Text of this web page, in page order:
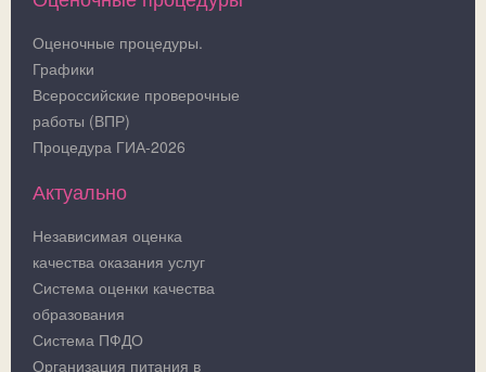
Оценочные процедуры.
Графики
Всероссийские проверочные
работы (ВПР)
Процедура ГИА-2026
Актуально
Независимая оценка
качества оказания услуг
Система оценки качества
образования
Система ПФДО
Организация питания в